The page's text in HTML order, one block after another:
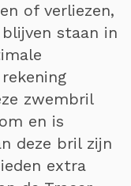
of verliezen,
staan in
zwembril
en is
deze bril zijn
extra